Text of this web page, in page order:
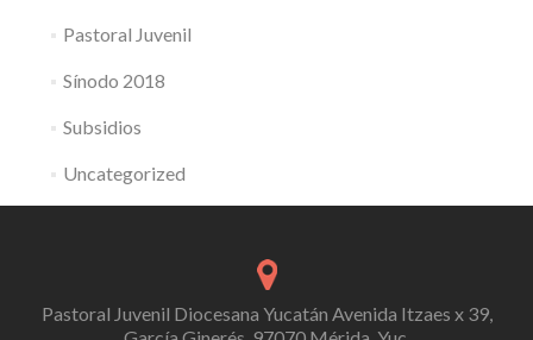
Pastoral Juvenil
Sínodo 2018
Subsidios
Uncategorized
Pastoral Juvenil Diocesana Yucatán Avenida Itzaes x 39,